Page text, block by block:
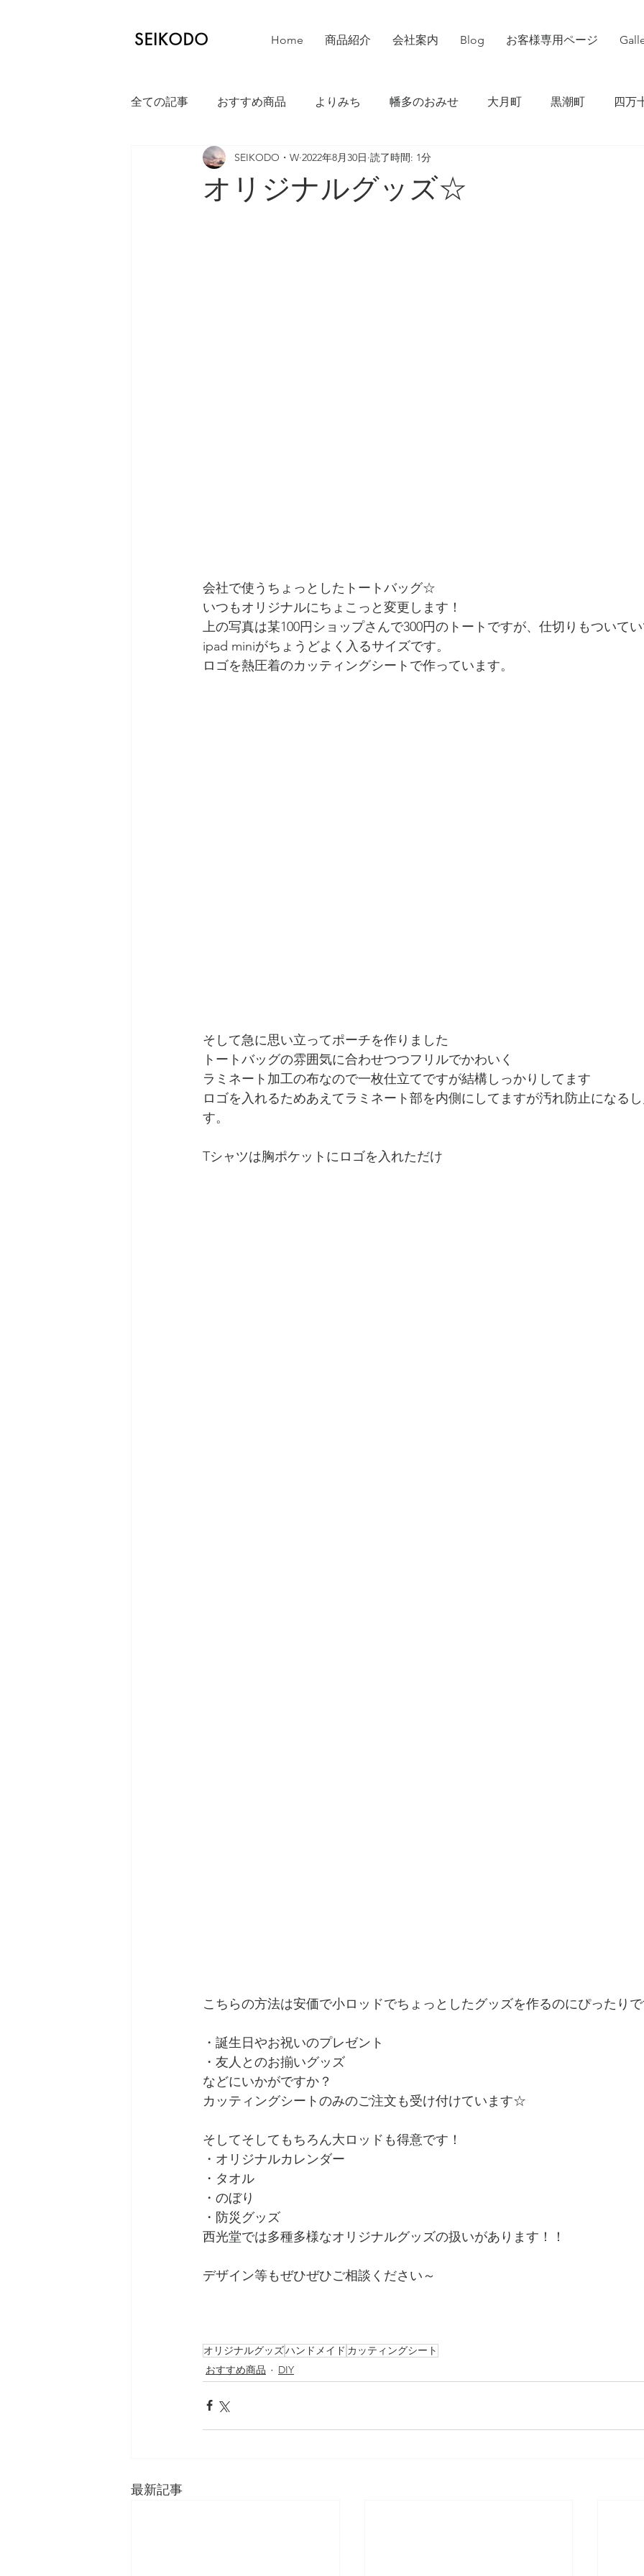
Home 商品紹介 会社案内 Blog お客様専用ページ
全ての記事 おすすめ商品 よりみち 幡多のおみせ 大月町 黒潮町 四万
土佐清水市 三原村 DIY 高知県
オリジナルグッズ☆
SEIKODO・W 2022年8月30日 読了時間: 1分
会社で使うちょっとしたトートバッグ☆
いつもオリジナルにちょこっと変更します！
上の写真は某100円ショップさんで300円のトートですが、仕切りもついて
ipad miniがちょうどよく入るサイズです。
ロゴを熱圧着のカッティングシートで作っています。
そして急に思い立ってポーチを作りました
トートバッグの雰囲気に合わせつつフリルでかわいく
ラミネート加工の布なので一枚仕立てですが結構しっかりしてます
ロゴを入れるためあえてラミネート部を内側にしてますが汚れ防止になる
す。
Tシャツは胸ポケットにロゴを入れただけ
こちらの方法は安価で小ロッドでちょっとしたグッズを作るのにぴったり
・誕生日やお祝いのプレゼント
・友人とのお揃いグッズ
などにいかがですか？
カッティングシートのみのご注文も受け付けています☆
そしてそしてもちろん大ロッドも得意です！
・オリジナルカレンダー
・タオル
・のぼり
・防災グッズ
西光堂では多種多様なオリジナルグッズの扱いがあります！！
デザイン等もぜひぜひご相談ください～
オリジナルグッズハンドメイド カッティングシート
おすすめ商品
DIY
最新記事